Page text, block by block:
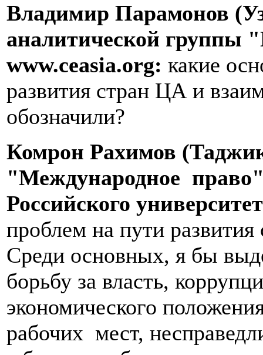
Владимир Парамонов
аналитической группы
www.ceasia.org: какие
развития стран ЦА и
обозначили?
Комрон Рахимов
"Международное
Российского
проблем на пути
Среди основных, я бы
борьбу за власть,
экономического
рабочих мест,